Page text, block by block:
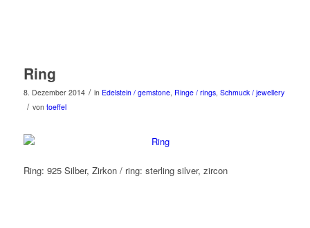
Ring
8. Dezember 2014 / in Edelstein / gemstone, Ringe / rings, Schmuck / jewellery
/ von toeffel
Ring: 925 Silber, Zirkon / ring: sterling silver, zircon